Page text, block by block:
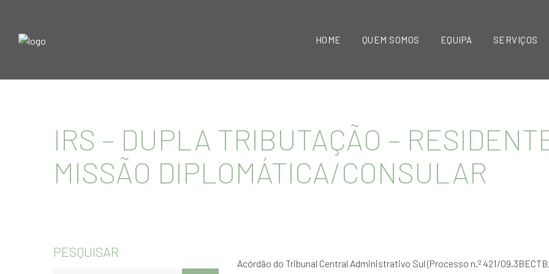
HOME QUEM SOMOS EQUIPA SERVIÇOS
IRS – DUPLA TRIBUTAÇÃO –
MISSÃO DIPLOMÁTICA/CONSULAR
Acórdão do Tribunal Central Administrativo Sul (Processo n.º 421/
PESQUISAR